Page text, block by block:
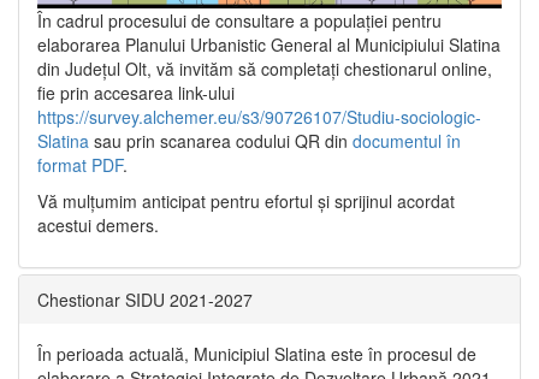
În cadrul procesului de consultare a populaţiei pentru
elaborarea Planului Urbanistic General al Municipiului Slatina
din Județul Olt, vă invităm să completați chestionarul online,
fie prin accesarea link-ului
https://survey.alchemer.eu/s3/90726107/Studiu-sociologic-
Slatina sau prin scanarea codului QR din documentul în
format PDF.
Vă mulţumim anticipat pentru efortul şi sprijinul acordat
acestui demers.
Chestionar SIDU 2021-2027
În perioada actuală, Municipiul Slatina este în procesul de